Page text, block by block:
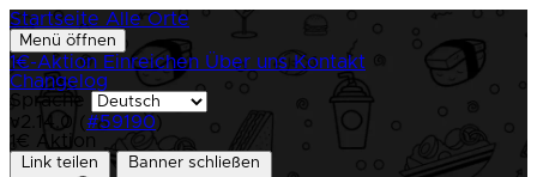
Startseite Alle Orte
Menü öffnen
1€-Aktion Einreichen Über uns Kontakt
Changelog
Sprache
v2.14.0 (#59190 )
1€ Aktion
Link teilen Banner schließen